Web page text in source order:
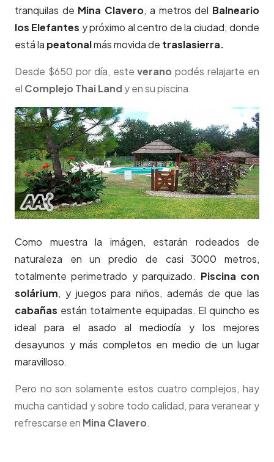
tranquilas de Mina Clavero, a metros del Balneario
los Elefantes y próximo al centro de la ciudad; donde
está la peatonalmás movida de traslasierra.
Desde $650 por día, esteverano podés relajarte en
el Complejo Thai Landy en su piscina.
Como muestra la imágen, estarán rodeados de
naturaleza en un predio de casi 3000 metros,
totalmente perimetrado y parquizado. Piscina con
solárium, y juegos para niños, además de que las
cabañas están totalmente equipadas. El quincho es
ideal para el asado al mediodía y los mejores
desayunos y más completos en medio de un lugar
maravilloso.
Pero no son solamente estos cuatro complejos, hay
mucha cantidad y sobre todo calidad, para veranear y
refrescarse en Mina Clavero.